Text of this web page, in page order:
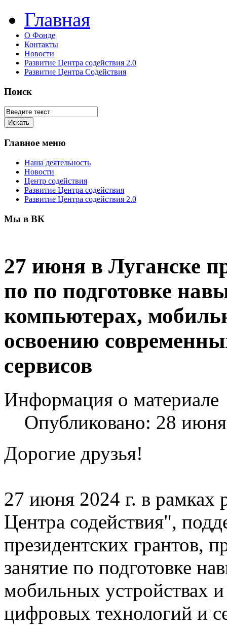
Главная
О Фонде
Контакты
Новости
Развитие Центра содействия 2.0
Развитие Центра Содействия
Поиск
Главное меню
Наша деятельность
Новости
Центр содействия
Развитие Центра содействия
Развитие Центра содействия 2.0
Мы в ВК
27 июня в Луганске
по по подготовке
компьютерах,
освоению
сервисов
Информация о материале
Опубликовано: 28
Дорогие друзья!
27 июня 2024 г. в рамках
Центра содействия",
президентских грантов,
занятие по подготовке
мобильных устройствах
цифровых технологий и